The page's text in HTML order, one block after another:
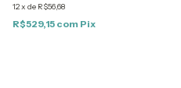
12x de R$56,68
R$529,15 com Pix